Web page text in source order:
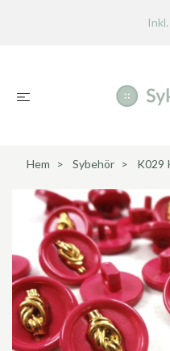
Hem Sybehör K029